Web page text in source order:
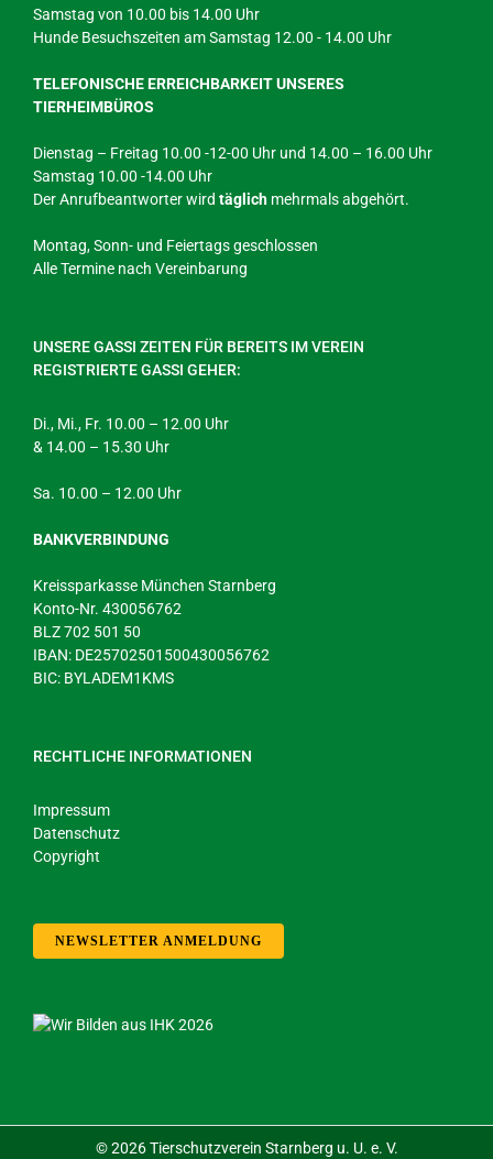
Samstag von 10.00 bis 14.00 Uhr
Hunde Besuchszeiten am Samstag 12.00 - 14.00 Uhr
TELEFONISCHE ERREICHBARKEIT UNSERES
TIERHEIMBÜROS
Dienstag – Freitag 10.00 -12-00 Uhr und 14.00 – 16.00 Uhr
Samstag 10.00 -14.00 Uhr
Der Anrufbeantworter wird täglich mehrmals abgehört.
Montag, Sonn- und Feiertags geschlossen
Alle Termine nach Vereinbarung
UNSERE GASSI ZEITEN FÜR BEREITS IM VEREIN
REGISTRIERTE GASSI GEHER:
Di., Mi., Fr. 10.00 – 12.00 Uhr
& 14.00 – 15.30 Uhr
Sa. 10.00 – 12.00 Uhr
BANKVERBINDUNG
Kreissparkasse München Starnberg
Konto-Nr. 430056762
BLZ 702 501 50
IBAN: DE25702501500430056762
BIC: BYLADEM1KMS
RECHTLICHE INFORMATIONEN
Impressum
Datenschutz
Copyright
NEWSLETTER ANMELDUNG
©2026 Tierschutzverein Starnberg u. U. e. V.